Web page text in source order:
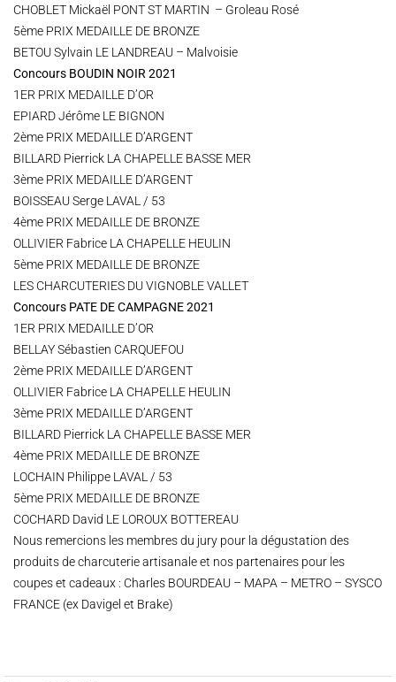
CHOBLET Mickaël PONT ST MARTIN – Groleau Rosé
5ème PRIX MEDAILLE DE BRONZE
BETOU Sylvain LE LANDREAU – Malvoisie
Concours BOUDIN NOIR 2021
1ER PRIX MEDAILLE D’OR
EPIARD Jérôme LE BIGNON
2ème PRIX MEDAILLE D’ARGENT
BILLARD Pierrick LA CHAPELLE BASSE MER
3ème PRIX MEDAILLE D’ARGENT
BOISSEAU Serge LAVAL / 53
4ème PRIX MEDAILLE DE BRONZE
OLLIVIER Fabrice LA CHAPELLE HEULIN
5ème PRIX MEDAILLE DE BRONZE
LES CHARCUTERIES DU VIGNOBLE VALLET
Concours PATE DE CAMPAGNE 2021
1ER PRIX MEDAILLE D’OR
BELLAY Sébastien CARQUEFOU
2ème PRIX MEDAILLE D’ARGENT
OLLIVIER Fabrice LA CHAPELLE HEULIN
3ème PRIX MEDAILLE D’ARGENT
BILLARD Pierrick LA CHAPELLE BASSE MER
4ème PRIX MEDAILLE DE BRONZE
LOCHAIN Philippe LAVAL / 53
5ème PRIX MEDAILLE DE BRONZE
COCHARD David LE LOROUX BOTTEREAU
Nous remercions les membres du jury pour la dégustation des
produits de charcuterie artisanale et nos partenaires pour les
coupes et cadeaux : Charles BOURDEAU – MAPA – METRO – SYSCO
FRANCE (ex Davigel et Brake)